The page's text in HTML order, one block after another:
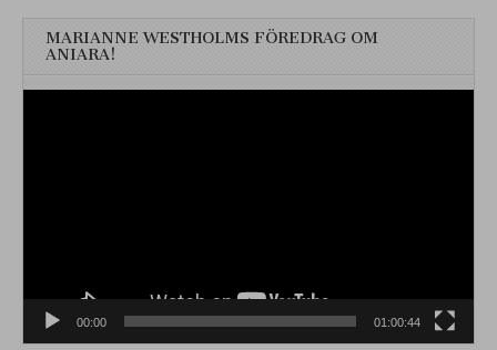
MARIANNE WESTHOLMS FÖREDRAG OM
ANIARA!
00:00 01:00:44